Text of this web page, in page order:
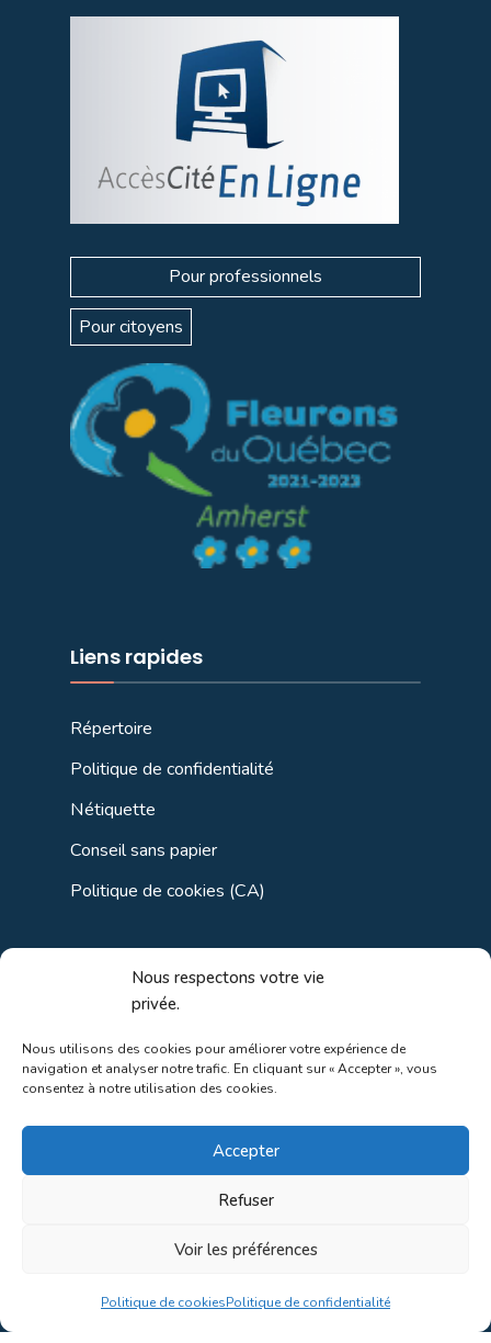
Nous respectons votre vie
privée.
Nous utilisons des cookies pour améliorer votre expérience de
navigation et analyser notre trafic. En cliquant sur « Accepter », vous
consentez à notre utilisation des cookies.
Accepter
Refuser
Voir les préférences
Politique de cookiesPolitique de confidentialité
Pour professionnels
Pour citoyens
Liens rapides
Répertoire
Politique de confidentialité
Nétiquette
Conseil sans papier
Politique de cookies (CA)
Liens utiles
Liens régionaux
Liens gouvernements
Liens touristiques
Au coeur de la nature!